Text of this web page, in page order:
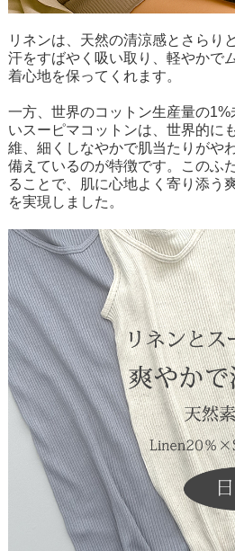
リネンは、天然の清涼感とさらり
汗をすばやく吸い取り、軽やかで
着心地を保ってくれます。
一方、世界のコットン生産量の
いスーピマコットンは、世界的に
維、細くしなやかで肌当たりがや
備えているのが特徴です。このふ
ることで、肌に心地よく寄り添う
を実現しました。